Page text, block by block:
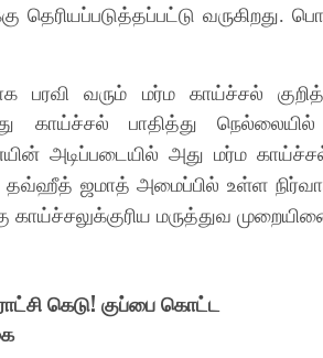
வருகிறது.
பரவி வரும் மர்ம காய்ச்சல்
காய்ச்சல் பாதித்து
அடிப்படையில் அது மர்ம
தவ்ஹீத் ஜமாத் அமைப்பில் உள்ள
காய்ச்சலுக்குரிய மருத்துவ
கெடு! குப்பை கொட்ட